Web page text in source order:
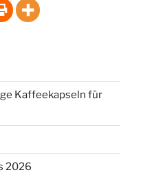
Kaffeekapseln für
2026